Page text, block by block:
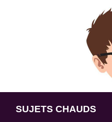
SUJETS CHAUDS